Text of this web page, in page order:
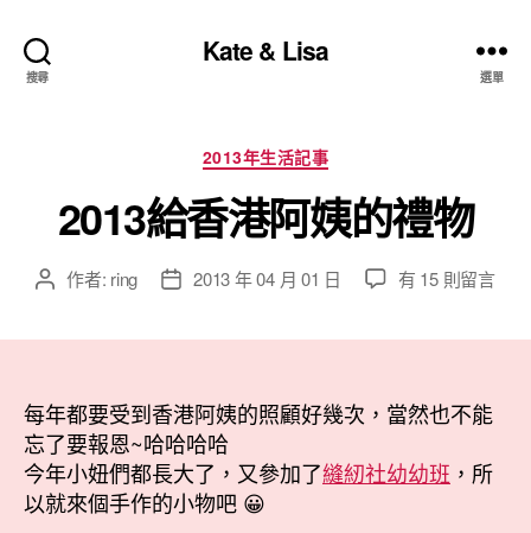
搜尋
Kate & Lisa
選單
分
類
2013年生活記事
2013給香港阿姨的禮物
文 作者: ring
文
期
2013 年 04 月 01 日
在
阿
姨
的
禮
有 15 則留言
每年都要受到香港阿姨的照顧好幾次，當然也不能
忘了要報恩~哈哈哈哈
今年小妞們都長大了，又參加了縫紉社幼幼班 ，所
以就來個手作的小物吧 😀